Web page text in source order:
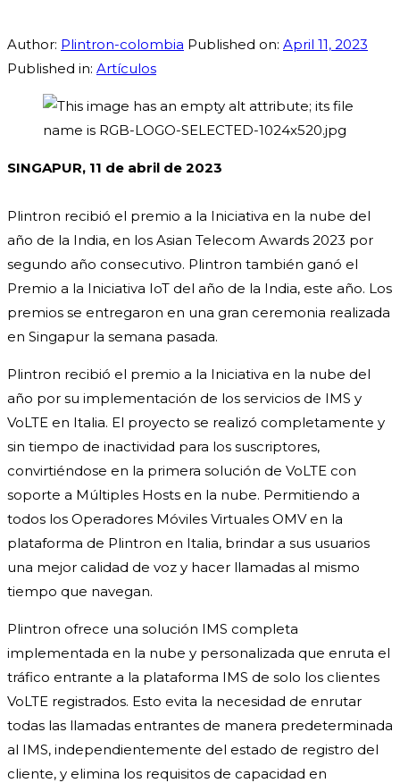
Author: Plintron-colombia Published on: April 11, 2023
Published in: Artículos
SINGAPUR, 11 de abril de 2023
Plintron recibió el premio a la Iniciativa en la nube del
año de la India, en los Asian Telecom Awards 2023 por
segundo año consecutivo. Plintron también ganó el
Premio a la Iniciativa IoT del año de la India, este año. Los
premios se entregaron en una gran ceremonia realizada
en Singapur la semana pasada.
Plintron recibió el premio a la Iniciativa en la nube del
año por su implementación de los servicios de IMS y
VoLTE en Italia. El proyecto se realizó completamente y
sin tiempo de inactividad para los suscriptores,
convirtiéndose en la primera solución de VoLTE con
soporte a Múltiples Hosts en la nube. Permitiendo a
todos los Operadores Móviles Virtuales OMV en la
plataforma de Plintron en Italia, brindar a sus usuarios
una mejor calidad de voz y hacer llamadas al mismo
tiempo que navegan.
Plintron ofrece una solución IMS completa
implementada en la nube y personalizada que enruta el
tráfico entrante a la plataforma IMS de solo los clientes
VoLTE registrados. Esto evita la necesidad de enrutar
todas las llamadas entrantes de manera predeterminada
al IMS, independientemente del estado de registro del
cliente, y elimina los requisitos de capacidad en